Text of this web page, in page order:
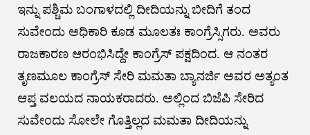
ಇನ್ನು ಪಶ್ಚಿಮ ಬಂಗಾಳದಲ್ಲಿ ದೀದಿಯನ್ನು ಬೀದಿಗೆ ತಂದ
ಸುವೇಂದು ಅಧಿಕಾರಿ ಕೂಡ ಮೂಲತಃ ಕಾಂಗ್ರೆಸ್ಸಿಗರು. ಅವರು
ರಾಜಕಾರಣ ಆರಂಭಿಸಿದ್ದೇ ಕಾಂಗ್ರೆಸ್ ಪಕ್ಷದಿಂದ. ಆ ನಂತರ
ತೃಣಮೂಲ ಕಾಂಗ್ರೆಸ್ ಸೇರಿ ಮಮತಾ ಬ್ಯಾನರ್ಜಿ ಅವರ ಅತ್ಯಂತ
ಆಪ್ತ ವಲಯದ ನಾಯಕರಾದರು. ಅಲ್ಲಿಂದ ಬಿಜೆಪಿ ಸೇರಿದ
ಸುವೇಂದು ಸೋಲೇ ಗೊತ್ತಿಲ್ಲದ ಮಮತಾ ದೀದಿಯನ್ನು